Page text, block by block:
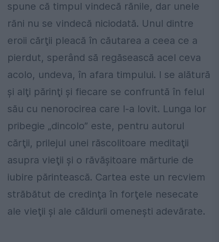
spune că timpul vindecă rănile, dar unele
răni nu se vindecă niciodată. Unul dintre
eroii cărţii pleacă în căutarea a ceea ce a
pierdut, sperând să regăsească acel ceva
acolo, undeva, în afara timpului. I se alătură
şi alţi părinţi şi fiecare se confruntă în felul
său cu nenorocirea care l-a lovit. Lunga lor
pribegie „dincolo” este, pentru autorul
cărţii, prilejul unei răscolitoare meditaţii
asupra vieţii şi o răvăşitoare mărturie de
iubire părintească. Cartea este un recviem
străbătut de credinţa în forţele nesecate
ale vieţii şi ale căldurii omeneşti adevărate.